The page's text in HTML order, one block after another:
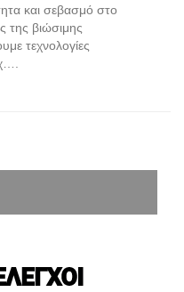
και σεβασμό στο
της βιώσιμης
τεχνολογίες